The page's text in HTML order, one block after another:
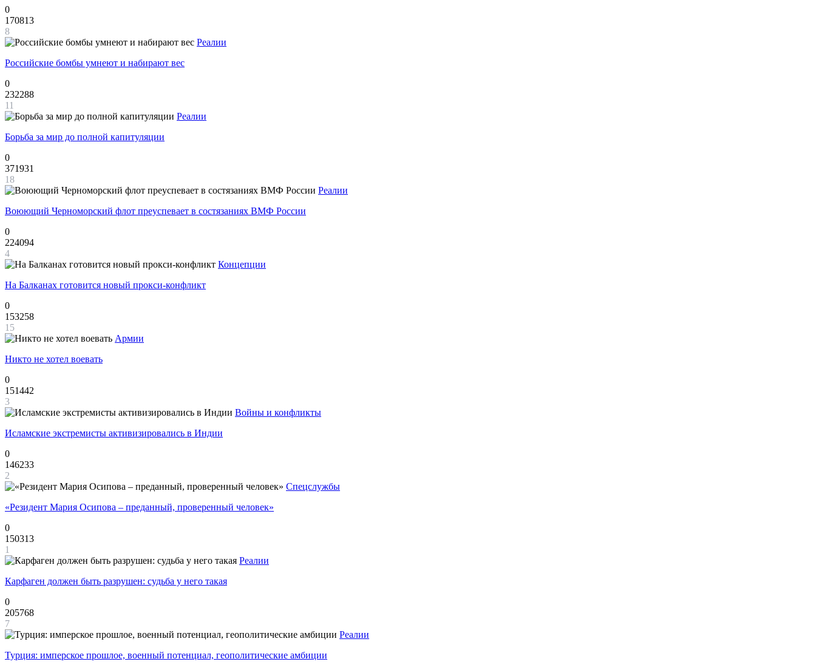
0
170813
8
Реалии
Российские бомбы умнеют и набирают вес
0
232288
11
Реалии
Борьба за мир до полной капитуляции
0
371931
18
Реалии
Воюющий Черноморский флот преуспевает в состязаниях ВМФ России
0
224094
4
Концепции
На Балканах готовится новый прокси-конфликт
0
153258
15
Армии
Никто не хотел воевать
0
151442
3
Войны и конфликты
Исламские экстремисты активизировались в Индии
0
146233
2
Спецслужбы
«Резидент Мария Осипова – преданный, проверенный человек»
0
150313
1
Реалии
Карфаген должен быть разрушен: судьба у него такая
0
205768
7
Реалии
Турция: имперское прошлое, военный потенциал, геополитические амбиции